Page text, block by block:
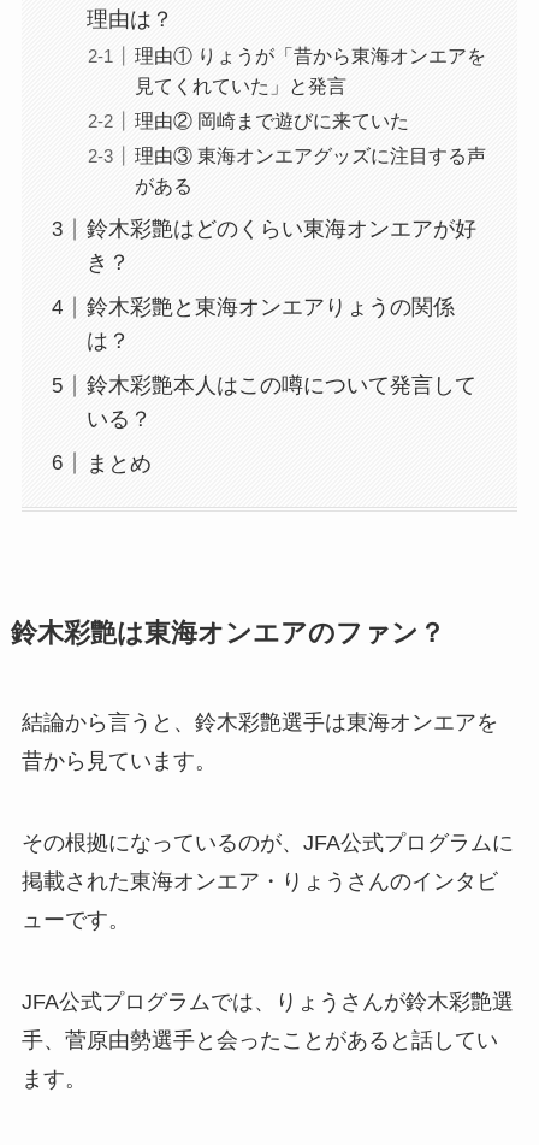
理由は？
理由① りょうが「昔から東海オンエアを
見てくれていた」と発言
理由② 岡崎まで遊びに来ていた
理由③ 東海オンエアグッズに注目する声
がある
鈴木彩艶はどのくらい東海オンエアが好
き？
鈴木彩艶と東海オンエアりょうの関係
は？
鈴木彩艶本人はこの噂について発言して
いる？
まとめ
鈴木彩艶は東海オンエアのファン？
結論から言うと、鈴木彩艶選手は東海オンエアを
昔から見ています。
その根拠になっているのが、JFA公式プログラムに
掲載された東海オンエア・りょうさんのインタビ
ューです。
JFA公式プログラムでは、りょうさんが鈴木彩艶選
手、菅原由勢選手と会ったことがあると話してい
ます。